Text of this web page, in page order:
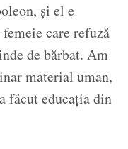
și el e
care refuză
de bărbat. Am
material uman,
făcut educația din